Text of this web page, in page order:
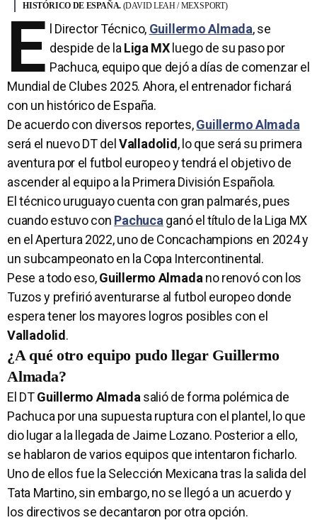
HISTÓRICO DE ESPAÑA. (DAVID LEAH / MEXSPORT)
E l Director Técnico, Guillermo Almada, se
despide de laLiga MX luego de su paso por
Pachuca, equipo que dejó a días de comenzar el
Mundial de Clubes 2025. Ahora, el entrenador fichará
con un histórico de España.
De acuerdo con diversos reportes,Guillermo Almada
será el nuevo DT del Valladolid, lo que será su primera
aventura por el futbol europeo y tendrá el objetivo de
ascender al equipo a la Primera División Española.
El técnico uruguayo cuenta con gran palmarés, pues
cuando estuvo con Pachucaganó el título de la Liga MX
en el Apertura 2022, uno de Concachampions en 2024 y
un subcampeonato en la Copa Intercontinental.
Pese a todo eso,Guillermo Almadano renovó con los
Tuzos y prefirió aventurarse al futbol europeo donde
espera tener los mayores logros posibles con el
Valladolid.
¿A qué otro equipo pudo llegar Guillermo
Almada?
El DTGuillermo Almadasalió de forma polémica de
Pachuca por una supuesta ruptura con el plantel, lo que
dio lugar a la llegada de Jaime Lozano. Posterior a ello,
se hablaron de varios equipos que intentaron ficharlo.
Uno de ellos fue la Selección Mexicana tras la salida del
Tata Martino, sin embargo, no se llegó a un acuerdo y
los directivos se decantaron por otra opción.